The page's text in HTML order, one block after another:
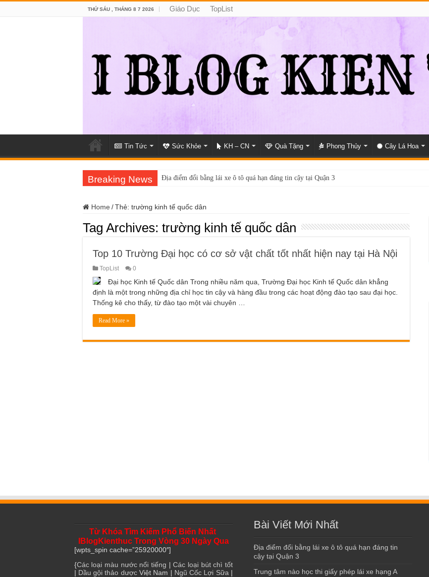
THỨ SÁU , THÁNG 8 7 2026 Giáo Dục TopList
Tin Tức Sức Khỏe KH – CN Quà Tặng Phong Thủy Cây Lá Hoa
Breaking News Địa điểm đổi bằng lái xe ô tô quá hạn đáng tin cậy tại Quận 3
Home /Thẻ: trường kinh tế quốc dân
Tag Archives: trường kinh tế quốc dân
Top 10 Trường Đại học có cơ sở vật chất tốt nhất hiện nay tại Hà Nội
TopList 0
Đại học Kinh tế Quốc dân Trong nhiều năm qua, Trường Đại học Kinh tế Quốc dân khẳng
định là một trong những địa chỉ học tin cậy và hàng đầu trong các hoạt động đào tạo sau đại học.
Thống kê cho thấy, từ đào tạo một vài chuyên …
Read More »
Từ Khóa Tìm Kiếm Phổ Biến Nhất
IBlogKienthuc Trong Vòng 30 Ngày Qua
[wpts_spin cache=”25920000″]
{Các loại màu nước nổi tiếng |Các loại bút chì tốt
| Dầu gội thảo dượcViệt Nam | Ngũ Cốc Lợi Sữa |
Bài Viết Mới Nhất
Địa điểm đổi bằng lái xe ô tô quá hạn đáng tin
cậy tại Quận 3
Trung tâm nào học thi giấy phép lái xe hạng A